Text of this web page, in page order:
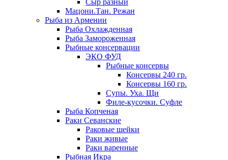
Сыр разный
Мацони.Тан. Режан
Рыба из Армении
Рыба Охлажденная
Рыба Замороженная
Рыбные консервации
ЭКО ФУД
Рыбные консервы
Консервы 240 гр.
Консервы 160 гр.
Супы. Уха. Щи
Филе-кусочки. Суфле
Рыба Копченая
Раки Севанские
Раковые шейки
Раки живые
Раки варенные
Рыбная Икра